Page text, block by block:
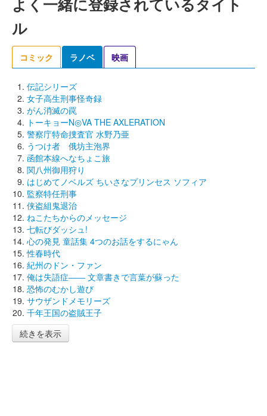
ル
コミック ラノベ 映画
伝記シリーズ
女子高生刑事怪奇録
がん消滅の罠
トーキョーN◎VA THE AXLERATION
警察庁特命捜査官 水野乃亜
うつけ者 俄坊主泡界
函館本線へなちょこ旅
関八州御用狩り
はじめてノベルズ ちいさなプリンセス ソフィア
監察特任刑事
侠盗組鬼退治
ねこたちからのメッセージ
七転びダッシュ!
心の発見 童話集 4つのお話をするにゃん
性春時代
紀州のドン・ファン
俺は失語症―― 文章書きで言葉が蘇った
恐怖のむかし遊び
サウザンドメモリーズ
千年王国の盗賊王子
続きを表示